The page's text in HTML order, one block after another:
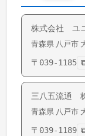
株式会社 ユ
青森県 八戸市
〒 039-1185
三八五流通
青森県 八戸市
〒 039-1189